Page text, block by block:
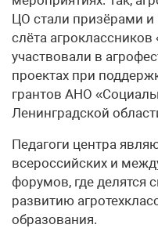
ЦО стали призёрами и
слёта
участвовали в
проектах при
грантов АНО
Ленинградской
Педагоги центра
всероссийских и
форумов, где делятся
развитию
образования.